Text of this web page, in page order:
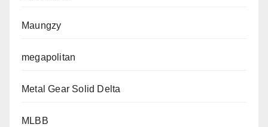
Maungzy
megapolitan
Metal Gear Solid Delta
MLBB